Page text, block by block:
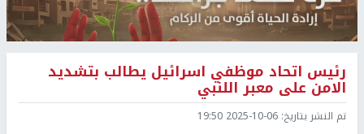
رئيس اتحاد موظفي اسرائيل يطالب بتشديد
الامن على معبر اللنبي
تم النشر بتاريخ: 2025-10-06 19:50